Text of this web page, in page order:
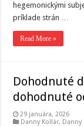
hegemonickými
príklade strán …
Read More »
Dohodnuté
dohodnuté
29 januára, 2026
Danny Kollár,